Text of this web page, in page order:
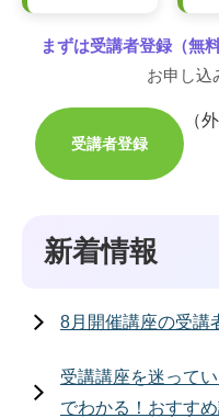
まずは受講者登録（無料
お申し込
受講者登録
（
新着情報
8月開催講座の受講
受講講座を迷って
でわかる！おすすめ